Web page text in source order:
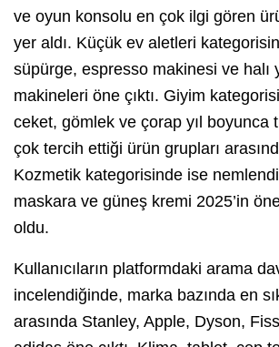
ve oyun konsolu en çok ilgi gören
yer aldı. Küçük ev aletleri
süpürge, espresso makinesi ve halı
makineleri öne çıktı. Giyim
ceket, gömlek ve çorap yıl boyunca
çok tercih ettiği ürün grupları
Kozmetik kategorisinde ise
maskara ve güneş kremi 2025’in
oldu.
Kullanıcıların platformdaki arama
incelendiğinde, marka bazında en
arasında Stanley, Apple, Dyson,